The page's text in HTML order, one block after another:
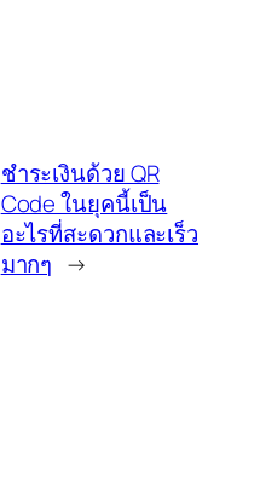
ชำระเงินด้วย QR
Code ในยุคนี้เป็น
อะไรที่สะดวกและเร็ว
มากๆ →